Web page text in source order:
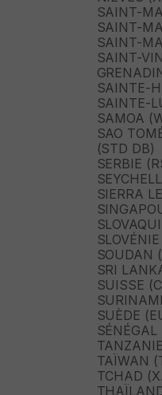
SAINT-
SAINT-
SAINT-
SAINT-
SAINTE-
SAINTE-
SAMOA
SAO
(STD DB)
SERBIE
SIERRA
SOUDAN
SRI
SUISSE
SUÈDE
SÉNÉGAL
TAÏWAN
TCHAD